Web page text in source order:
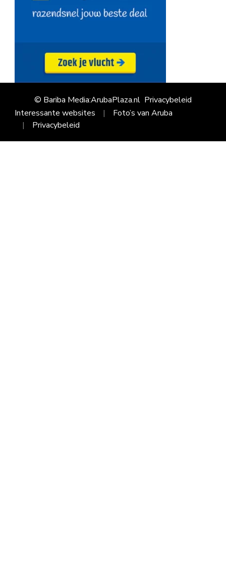
© Bariba Media:ArubaPlaza.nl Privacybeleid
Interessante websites
Foto’s van Aruba
Privacybeleid